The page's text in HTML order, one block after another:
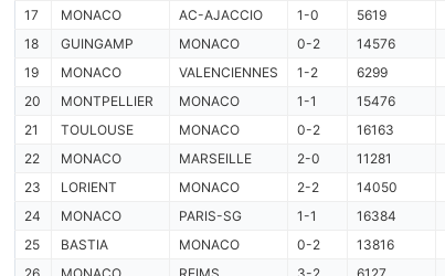
17
MONACO AC-AJACCIO 1-0
5619
18
GUINGAMP MONACO 0-2
14576
19
MONACO VALENCIENNES 1-2
6299
20
MONTPELLIER MONACO 1-1
15476
21
TOULOUSE MONACO 0-2
16163
22
MONACO MARSEILLE 2-0
11281
23
LORIENT MONACO 2-2
14050
24
MONACO PARIS-SG 1-1
16384
25
BASTIA MONACO 0-2
13816